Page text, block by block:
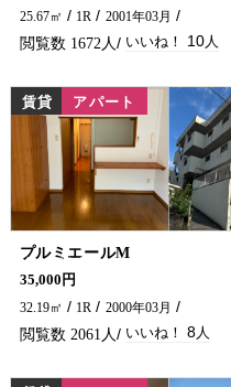
25.67㎡
1R 2001年03月
1672 10
賃貸 アパート
プルミエールM
女性限定、学生さんにおすすめのアパートです★ 防犯カメラもつきました♪ インターネット無料、エアコン・ウォシュレットも完備！ バス停近くにあります(^^)/ 延岡市で賃貸物件・アパートをお探しなら、五ヶ瀬不動産へお問い合わせください！！
35,000円
32.19㎡
1R 2000年03月
2061 8